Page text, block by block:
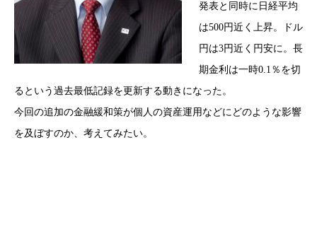
発表と同時に日経平均
は500円近く上昇。ドル
円は3円近く円安に。長
期金利は一時0.1％を切
るという過去最低記録を更新する動きになった。
今回の追加の金融緩和策が個人の資産運用などにどのような影響
を及ぼすのか、考えてみたい。